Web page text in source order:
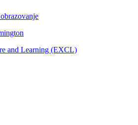
and Learning (EXCL)